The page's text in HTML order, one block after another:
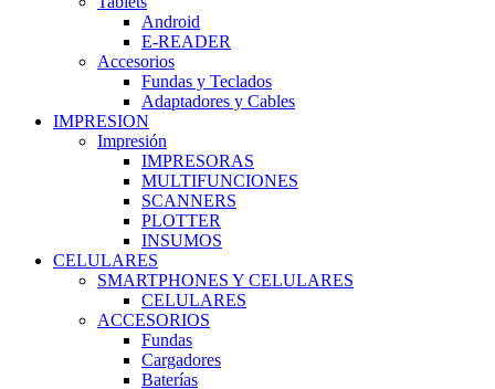
Android
E-READER
Accesorios
Fundas y Teclados
Adaptadores y Cables
IMPRESION
Impresión
IMPRESORAS
MULTIFUNCIONES
SCANNERS
PLOTTER
INSUMOS
CELULARES
SMARTPHONES Y CELULARES
CELULARES
ACCESORIOS
Fundas
Cargadores
Baterías